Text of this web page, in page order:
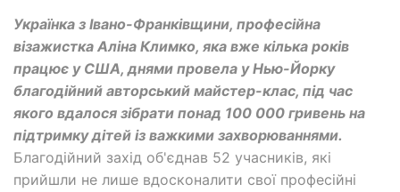
Українка з Івано-Франківщини, професійна
візажистка Аліна Климко, яка вже кілька років
працює у США, днями провела у Нью-Йорку
благодійний авторський майстер-клас, під час
якого вдалося зібрати понад 100 000 гривень на
підтримку дітей із важкими захворюваннями.
Благодійний захід об'єднав 52 учасників, які
прийшли не лише вдосконалити свої професійні